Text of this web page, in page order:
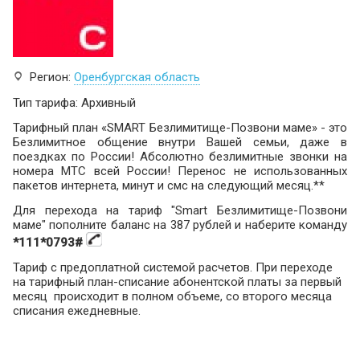
Регион: Оренбургская область
Тип тарифа: Архивный
Тарифный план «SMART Безлимитище-Позвони маме» - это
Безлимитное общение внутри Вашей семьи, даже в
поездках по России! Абсолютно безлимитные звонки на
номера МТС всей России! Перенос не использованных
пакетов интернета, минут и смс на следующий месяц.**
Для перехода на тариф "Smart Безлимитище-Позвони
маме" пополните баланс на 387 рублей и наберите команду
*111*0793#
Тариф с предоплатной системой расчетов. При переходе
на тарифный план-списание абонентской платы за первый
месяц происходит в полном объеме, со второго месяца
списания ежедневные.